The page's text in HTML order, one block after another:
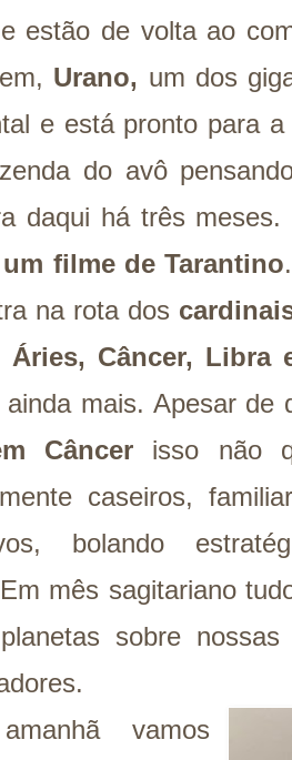
estão de volta ao
Urano, um dos
e está pronto para
do avô
daqui há três
um filme de Tarantino
na rota dos
Áries, Câncer, Libra
mais. Apesar de
Câncer isso não
caseiros,
bolando
mês sagitariano
sobre
vamos